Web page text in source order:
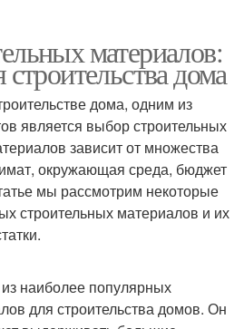
материалов:
дома
дома, одним из
является выбор строительных
зависит от множества
окружающая среда, бюджет
мы рассмотрим некоторые
строительных материалов и их
наиболее популярных
для строительства домов. Он